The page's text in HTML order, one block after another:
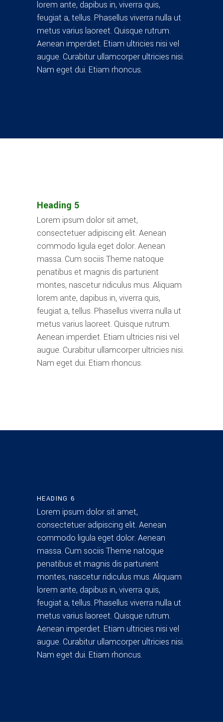
lorem ante, dapibus in, viverra quis,
feugiat a, tellus. Phasellus viverra nulla ut
metus varius laoreet. Quisque rutrum.
Aenean imperdiet. Etiam ultricies nisi vel
augue. Curabitur ullamcorper ultricies nisi.
Nam eget dui. Etiam rhoncus.
Heading 5
Lorem ipsum dolor sit amet,
consectetuer adipiscing elit. Aenean
commodo ligula eget dolor. Aenean
massa. Cum sociis Theme natoque
penatibus et magnis dis parturient
montes, nascetur ridiculus mus. Aliquam
lorem ante, dapibus in, viverra quis,
feugiat a, tellus. Phasellus viverra nulla ut
metus varius laoreet. Quisque rutrum.
Aenean imperdiet. Etiam ultricies nisi vel
augue. Curabitur ullamcorper ultricies nisi.
Nam eget dui. Etiam rhoncus.
HEADING 6
Lorem ipsum dolor sit amet,
consectetuer adipiscing elit. Aenean
commodo ligula eget dolor. Aenean
massa. Cum sociis Theme natoque
penatibus et magnis dis parturient
montes, nascetur ridiculus mus. Aliquam
lorem ante, dapibus in, viverra quis,
feugiat a, tellus. Phasellus viverra nulla ut
metus varius laoreet. Quisque rutrum.
Aenean imperdiet. Etiam ultricies nisi vel
augue. Curabitur ullamcorper ultricies nisi.
Nam eget dui. Etiam rhoncus.